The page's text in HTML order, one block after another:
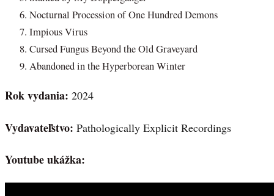
Nocturnal Procession of One Hundred Demons
Impious Virus
Cursed Fungus Beyond the Old Graveyard
Abandoned in the Hyperborean Winter
Rok vydania: 2024
Vydavateľstvo: Pathologically Explicit Recordings
Youtube ukážka: